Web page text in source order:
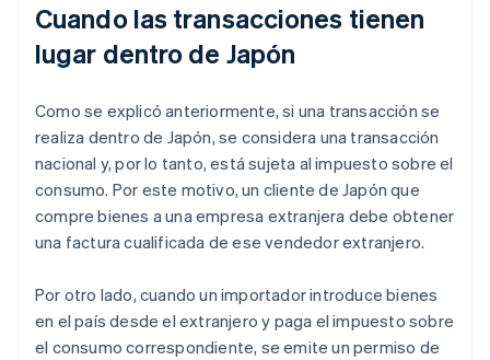
Cuando las transacciones tienen
lugar dentro de Japón
Como se explicó anteriormente, si una transacción se
realiza dentro de Japón, se considera una transacción
nacional y, por lo tanto, está sujeta al impuesto sobre el
consumo. Por este motivo, un cliente de Japón que
compre bienes a una empresa extranjera debe obtener
una factura cualificada de ese vendedor extranjero.
Por otro lado, cuando un importador introduce bienes
en el país desde el extranjero y paga el impuesto sobre
el consumo correspondiente, se emite un permiso de